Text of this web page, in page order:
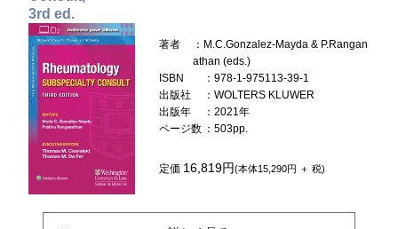
3rd ed.
著者
：M.C.Gonzalez-Mayda & P.Rangan
athan (eds.)
ISBN
：978-1-975113-39-1
出版社
：WOLTERS KLUWER
出版年
：2021年
ページ数 ：503pp.
定価 16,819円(本体15,290円 ＋ 税)